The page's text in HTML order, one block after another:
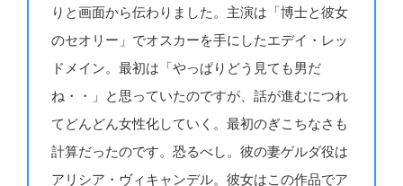
りと画面から伝わりました。主演は「博士と彼女
のセオリー」でオスカーを手にしたエデイ・レッ
ドメイン。最初は「やっぱりどう見ても男だ
ね・・」と思っていたのですが、話が進むにつれ
てどんどん女性化していく。最初のぎこちなさも
計算だったのです。恐るべし。彼の妻ゲルダ役は
アリシア・ヴィキャンデル。彼女はこの作品でア